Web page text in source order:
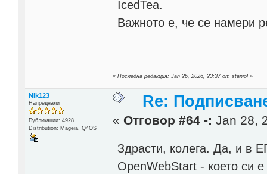
IcedTea.
Важното е, че се намери
«Последна редакция: Jan 26, 2026, 23:37 от staniol »
Nik123
Напреднали
Публикации: 4928
Distribution: Mageia, Q4OS
Re:
« Отговор #64 -: Jan 28,
Здрасти, колега. Да, и в
OpenWebStart - което си